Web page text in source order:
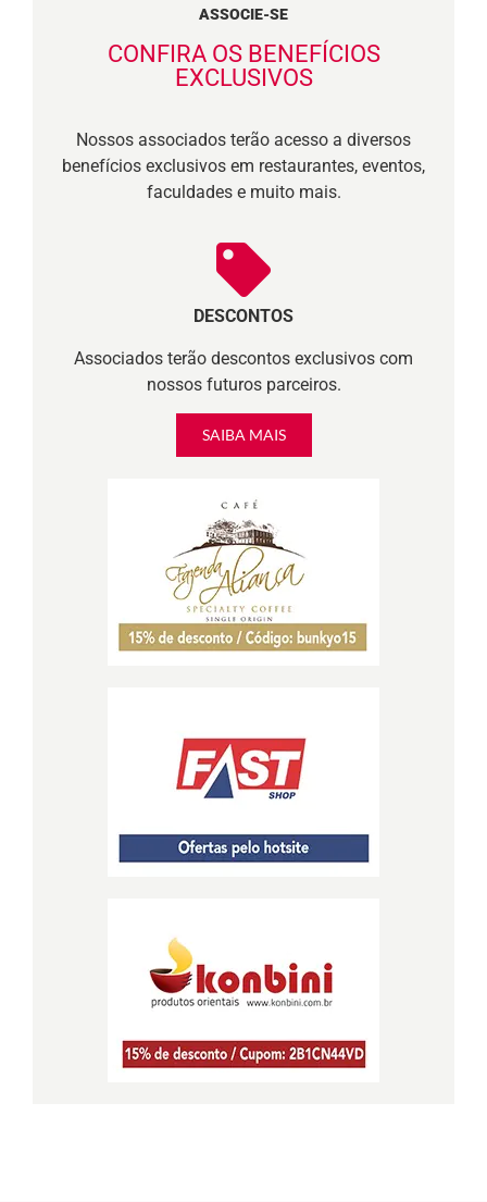
ASSOCIE-SE
CONFIRA OS BENEFÍCIOS
EXCLUSIVOS
Nossos associados terão acesso a diversos
benefícios exclusivos em restaurantes, eventos,
faculdades e muito mais.
DESCONTOS
Associados terão descontos exclusivos com
nossos futuros parceiros.
SAIBA MAIS